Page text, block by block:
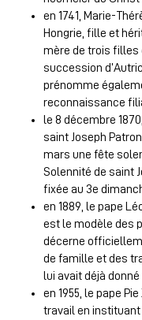
en 1741, Marie-
Hongrie, fille et
mère de trois filles
succession
prénomme
reconnaissance
le 8 décembre
saint Joseph
mars une fête
Solennité de saint
fixée au 3e
en 1889, le pape
est le modèle des
décerne
de famille et des
lui avait déjà
en 1955, le pape
travail en